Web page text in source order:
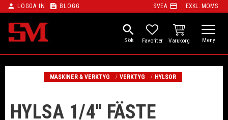
Meny
person LOGGA IN feed BLOGG SVEA payment EXKL. MOMS
search
FAVORITER
KUNDVAGN
MASKINER & VERKTYG VERKTYG HYLSOR
HYLSA 1/4" FÄSTE